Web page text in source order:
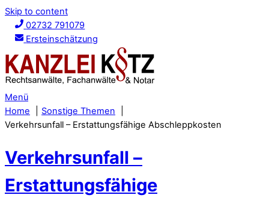
Skip to content
02732 791079
Ersteinschätzung
Menü
Home
Sonstige Themen
Verkehrsunfall – Erstattungsfähige Abschleppkosten
Verkehrsunfall –
Erstattungsfähige